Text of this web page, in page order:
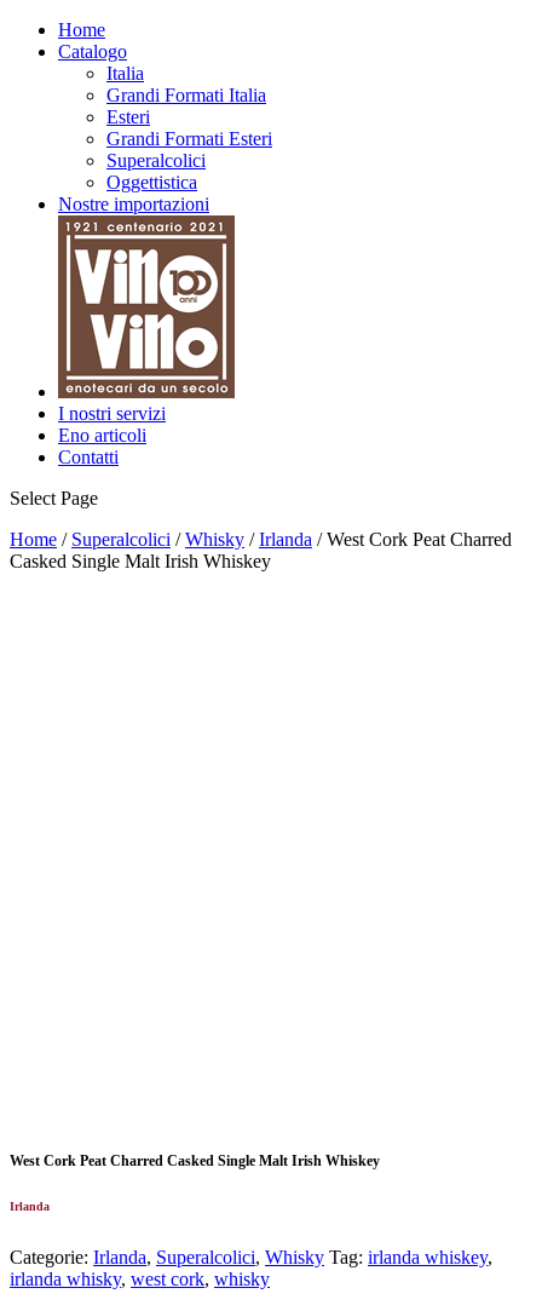
Home
Catalogo
Italia
Grandi Formati Italia
Esteri
Grandi Formati Esteri
Superalcolici
Oggettistica
Nostre importazioni
I nostri servizi
Eno articoli
Contatti
Select Page
Home / Superalcolici /Whisky /Irlanda / West Cork Peat Charred
Casked Single Malt Irish Whiskey
West Cork Peat Charred Casked Single Malt Irish Whiskey
Irlanda
Categorie: Irlanda, Superalcolici, Whisky Tag: irlanda whiskey,
irlanda whisky, west cork, whisky